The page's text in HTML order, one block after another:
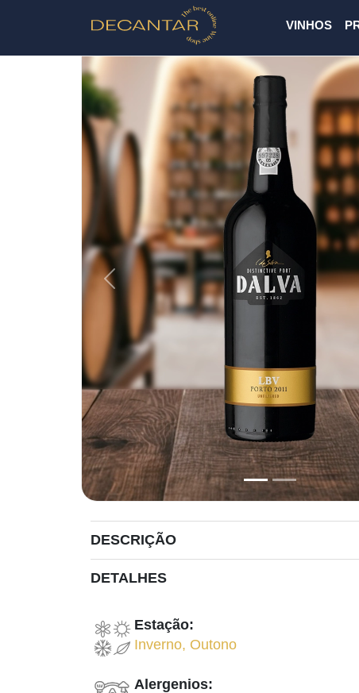
VINHOS
Previous
DESCRIÇÃO
DETALHES
Estação:
Inverno, Outono
Alergenios: